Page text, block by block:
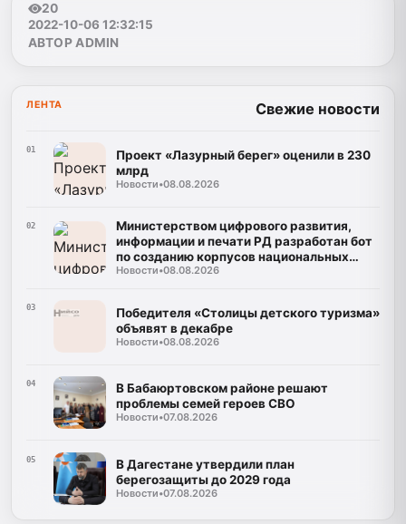
20
2022-10-06 12:32:15
АВТОР ADMIN
ЛЕНТА Свежие новости
01
Проект «Лазурный берег» оценили в 230
млрд
Новости•08.08.2026
02
Министерством цифрового развития,
информации и печати РД разработан бот
по созданию корпусов национальных
языков
Новости•08.08.2026
03
Победителя «Столицы детского туризма»
объявят в декабре
Новости•08.08.2026
04
В Бабаюртовском районе решают
проблемы семей героев СВО
Новости•07.08.2026
05
В Дагестане утвердили план
берегозащиты до 2029 года
Новости•07.08.2026